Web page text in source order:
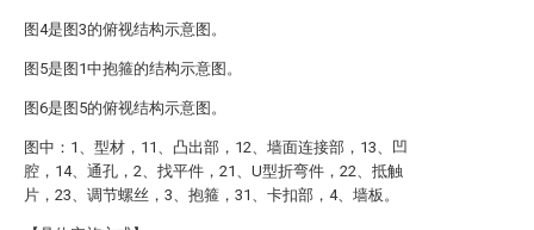
图4是图3的俯视结构示意图。
图5是图1中抱箍的结构示意图。
图6是图5的俯视结构示意图。
图中：1、型材，11、凸出部，12、墙面连接部，13、凹
腔，14、通孔，2、找平件，21、U型折弯件，22、抵触
片，23、调节螺丝，3、抱箍，31、卡扣部，4、墙板。